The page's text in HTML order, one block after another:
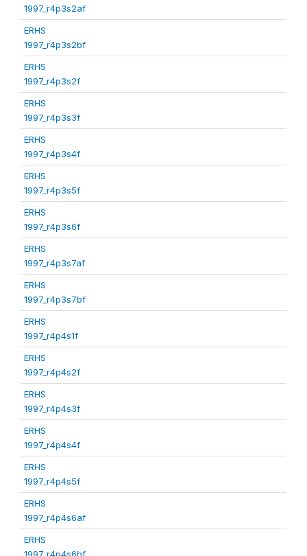
1997_r4p3s2af
ERHS
1997_r4p3s2bf
ERHS
1997_r4p3s2f
ERHS
1997_r4p3s3f
ERHS
1997_r4p3s4f
ERHS
1997_r4p3s5f
ERHS
1997_r4p3s6f
ERHS
1997_r4p3s7af
ERHS
1997_r4p3s7bf
ERHS
1997_r4p4s1f
ERHS
1997_r4p4s2f
ERHS
1997_r4p4s3f
ERHS
1997_r4p4s4f
ERHS
1997_r4p4s5f
ERHS
1997_r4p4s6af
ERHS
1997_r4p4s6bf